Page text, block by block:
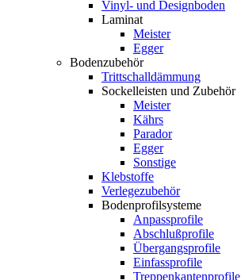
Vinyl- und Designboden
Laminat
Meister
Egger
Bodenzubehör
Trittschalldämmung
Sockelleisten und Zubehör
Meister
Kährs
Parador
Egger
Sonstige
Klebstoffe
Verlegezubehör
Bodenprofilsysteme
Anpassprofile
Abschlußprofile
Übergangsprofile
Einfassprofile
Treppenkantenprofile